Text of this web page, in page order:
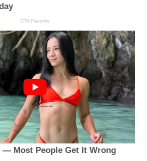
CTA Favorite
— Most People Get It Wrong